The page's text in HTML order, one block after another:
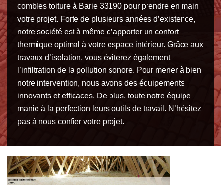
combles toiture à Barie 33190 pour prendre en main
votre projet. Forte de plusieurs années d’existence,
notre société est à même d’apporter un confort
thermique optimal à votre espace intérieur. Grâce aux
travaux d’isolation, vous éviterez également
l’infiltration de la pollution sonore. Pour mener à bien
notre intervention, nous avons des équipements
innovants et efficaces. De plus, toute notre équipe
manie à la perfection leurs outils de travail. N’hésitez
pas à nous confier votre projet.